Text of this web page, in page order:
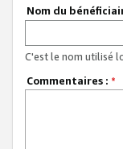
Nom du
C'est le nom utilisé
Commentaires : *